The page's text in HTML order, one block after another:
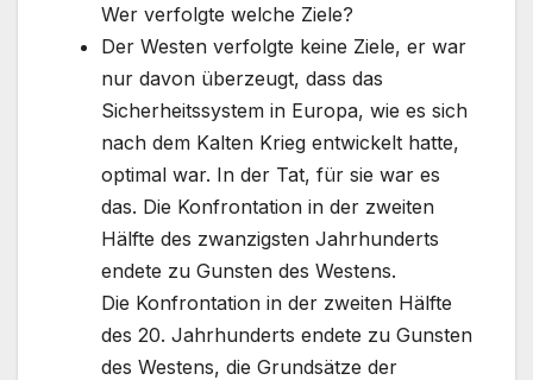
Wer verfolgte welche Ziele?
Der Westen verfolgte keine Ziele, er war
nur davon überzeugt, dass das
Sicherheitssystem in Europa, wie es sich
nach dem Kalten Krieg entwickelt hatte,
optimal war. In der Tat, für sie war es
das. Die Konfrontation in der zweiten
Hälfte des zwanzigsten Jahrhunderts
endete zu Gunsten des Westens.
Die Konfrontation in der zweiten Hälfte
des 20. Jahrhunderts endete zu Gunsten
des Westens, die Grundsätze der